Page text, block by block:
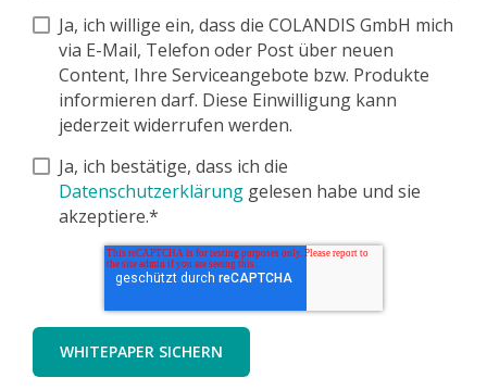
Ja, ich willige ein, dass die COLANDIS GmbH mich
via E-Mail, Telefon oder Post über neuen
Content, Ihre Serviceangebote bzw. Produkte
informieren darf. Diese Einwilligung kann
jederzeit widerrufen werden.
Ja, ich bestätige, dass ich die
Datenschutzerklärung gelesen habe und sie
akzeptiere.*